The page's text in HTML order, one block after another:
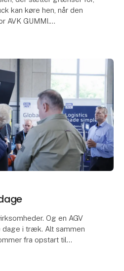
kan køre hen, når den
AVK GUMMI.
Og en AGV
i træk. Alt sammen
fra opstart til